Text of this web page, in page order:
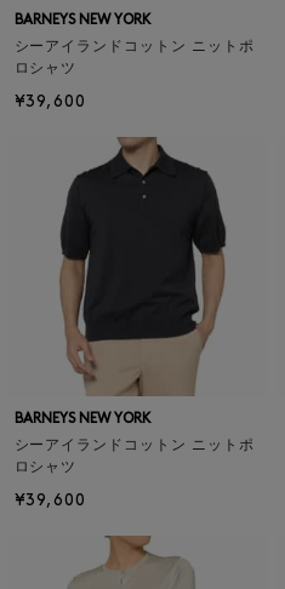
BARNEYS NEW YORK
シーアイランドコットン ニットポ
ロシャツ
¥39,600
BARNEYS NEW YORK
シーアイランドコットン ニットポ
ロシャツ
¥39,600